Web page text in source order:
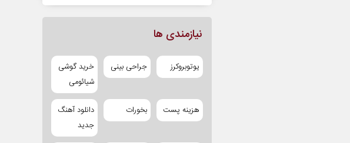
نیازمندی ها
یوتوبروکرز جراحی بینی
خرید گوشی
شیائومی
هزینه پست بخورات
دانلود آهنگ
جدید